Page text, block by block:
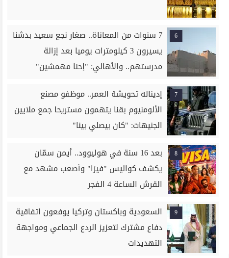
6
7 سنوات من المعاناة.. صغار نجع سعيد بدشنا
يسيرون 3 كيلومترات يوميا بعد إزالة
مدرستهم.. والأهالي: "إحنا مهمشين"
7
إديناله تحويشة العمر.. موظفو مصنع
الألومنيوم بقنا يتهمون مستريحا جمع ملايين
الجنيهات: "كان بيصلي بينا"
8
بعد 16 سنة في هوليوود.. أيمن سمّان
يكشف كواليس "فيزا" وأصعب مشهد مع
القرش الساعة 4 الفجر
9
السعودية وباكستان وتركيا يوفعون اتفاقية
دفاع مشترك لتعزيز الردع الجماعي ومواجهة
التهديدات